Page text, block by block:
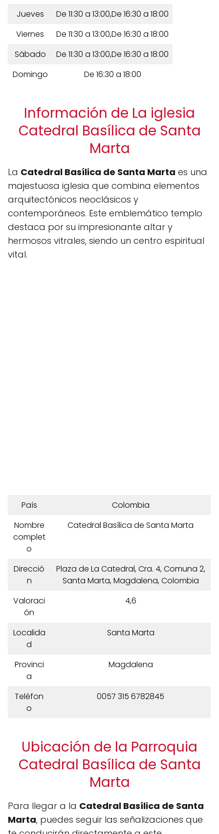
Jueves
De 11:30 a 13:00,De 16:30 a 18:00
Viernes
De 11:30 a 13:00,De 16:30 a 18:00
Sábado
De 11:30 a 13:00,De 16:30 a 18:00
Domingo
De 16:30 a 18:00
Información de La iglesia
Catedral Basílica de Santa
Marta
La Catedral Basílica de Santa Marta es una
majestuosa iglesia que combina elementos
arquitectónicos neoclásicos y
contemporáneos. Este emblemático templo
destaca por su impresionante altar y
hermosos vitrales, siendo un centro espiritual
vital.
País
Colombia
Nombre
complet
o
Catedral Basílica de Santa Marta
Direcció
n
Plaza de La Catedral, Cra. 4, Comuna 2,
Santa Marta, Magdalena, Colombia
Valoraci
ón
4,6
Localida
d
Santa Marta
Provinci
a
Magdalena
Teléfon
o
0057 315 6782845
Ubicación de la Parroquia
Catedral Basílica de Santa
Marta
Para llegar a la Catedral Basílica de Santa
Marta, puedes seguir las señalizaciones que